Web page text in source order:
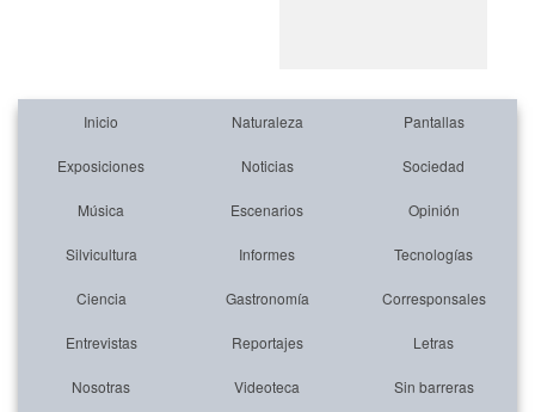
Inicio Naturaleza Pantallas
Exposiciones Noticias Sociedad
Música Escenarios Opinión
Silvicultura Informes Tecnologías
Ciencia Gastronomía Corresponsales
Entrevistas Reportajes Letras
Nosotras Videoteca Sin barreras